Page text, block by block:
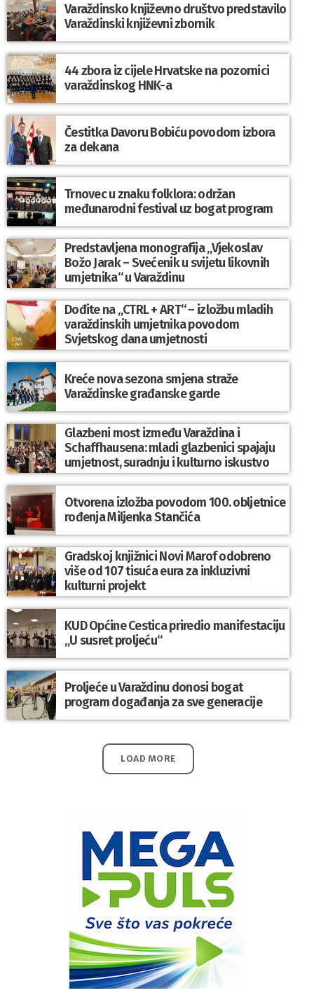
Varaždinsko književno društvo predstavilo
Varaždinski književni zbornik
44 zbora iz cijele Hrvatske na pozornici
varaždinskog HNK-a
Čestitka Davoru Bobiću povodom izbora
za dekana
Trnovec u znaku folklora: održan
međunarodni festival uz bogat program
Predstavljena monografija „Vjekoslav
Božo Jarak – Svećenik u svijetu likovnih
umjetnika“ u Varaždinu
Dođite na „CTRL + ART“ – izložbu mladih
varaždinskih umjetnika povodom
Svjetskog dana umjetnosti
Kreće nova sezona smjena straže
Varaždinske građanske garde
Glazbeni most između Varaždina i
Schaffhausena: mladi glazbenici spajaju
umjetnost, suradnju i kulturno iskustvo
Otvorena izložba povodom 100. obljetnice
rođenja Miljenka Stančića
Gradskoj knjižnici Novi Marof odobreno
više od 107 tisuća eura za inkluzivni
kulturni projekt
KUD Općine Cestica priredio manifestaciju
„U susret proljeću“
Proljeće u Varaždinu donosi bogat
program događanja za sve generacije
LOAD MORE